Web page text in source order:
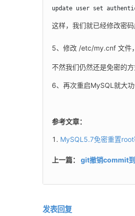
update user set
这样，我们就已经修改密码
5、修改 /etc/my.cnf 文件
不然我们仍然还是免密的方
6、再次重启MySQL就大功
参考文章：
MySQL5.7免密重置root
上一篇： git撤销commit
发表回复